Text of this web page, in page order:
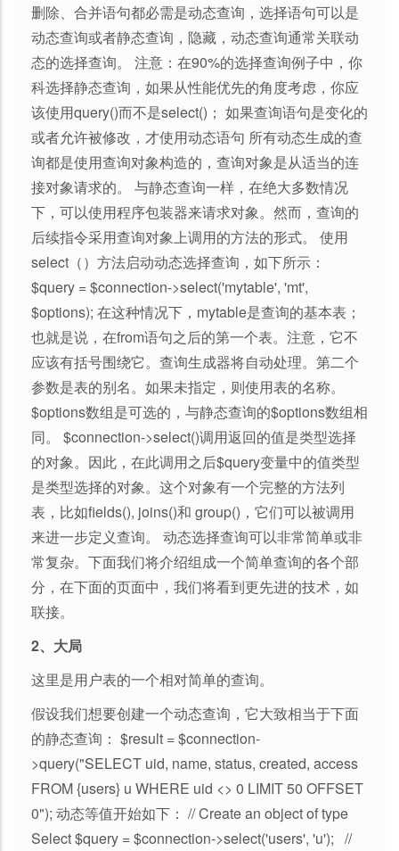
删除、合并语句都必需是动态查询，选择语句可以是
动态查询或者静态查询，隐藏，动态查询通常关联动
态的选择查询。 注意：在90%的选择查询例子中，你
科选择静态查询，如果从性能优先的角度考虑，你应
该使用query()而不是select()； 如果查询语句是变化的
或者允许被修改，才使用动态语句 所有动态生成的查
询都是使用查询对象构造的，查询对象是从适当的连
接对象请求的。 与静态查询一样，在绝大多数情况
下，可以使用程序包装器来请求对象。然而，查询的
后续指令采用查询对象上调用的方法的形式。 使用
select（）方法启动动态选择查询，如下所示：
$query = $connection->select('mytable', 'mt',
$options); 在这种情况下，mytable是查询的基本表；
也就是说，在from语句之后的第一个表。注意，它不
应该有括号围绕它。查询生成器将自动处理。第二个
参数是表的别名。如果未指定，则使用表的名称。
$options数组是可选的，与静态查询的$options数组相
同。 $connection->select()调用返回的值是类型选择
的对象。因此，在此调用之后$query变量中的值类型
是类型选择的对象。这个对象有一个完整的方法列
表，比如fields(), joins()和 group()，它们可以被调用
来进一步定义查询。 动态选择查询可以非常简单或非
常复杂。下面我们将介绍组成一个简单查询的各个部
分，在下面的页面中，我们将看到更先进的技术，如
联接。
2、大局
这里是用户表的一个相对简单的查询。
假设我们想要创建一个动态查询，它大致相当于下面
的静态查询： $result = $connection-
>query("SELECT uid, name, status, created, access
FROM {users} u WHERE uid <> 0 LIMIT 50 OFFSET
0"); 动态等值开始如下： // Create an object of type
Select $query = $connection->select('users', 'u'); //